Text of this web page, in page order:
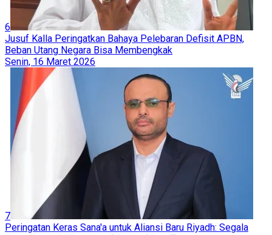
6
Jusuf Kalla Peringatkan Bahaya Pelebaran Defisit APBN,
Beban Utang Negara Bisa Membengkak
Senin, 16 Maret 2026
7
Peringatan Keras Sana'a untuk Aliansi Baru Riyadh: Segala